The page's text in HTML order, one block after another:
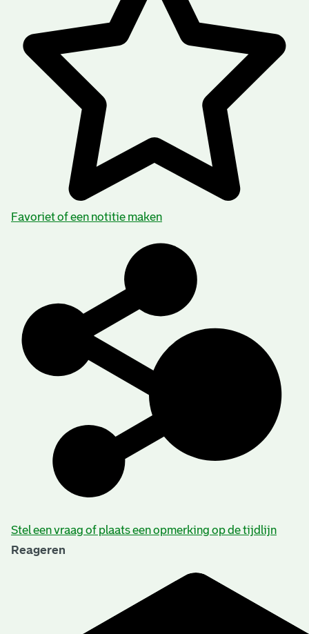
Favoriet of een notitie maken
Stel een vraag of plaats een opmerking op de tijdlijn
Reageren